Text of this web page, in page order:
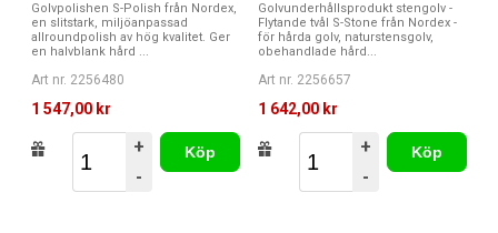
Golvpolishen S-Polish från Nordex,
en slitstark, miljöanpassad
allroundpolish av hög kvalitet. Ger
en halvblank hård ...
Art nr. 2256480
1 547,00 kr
+
-
Köp
Golvunderhållsprodukt stengolv -
Flytande tvål S-Stone från Nordex -
för hårda golv, naturstensgolv,
obehandlade hård...
Art nr. 2256657
1 642,00 kr
+
-
Köp